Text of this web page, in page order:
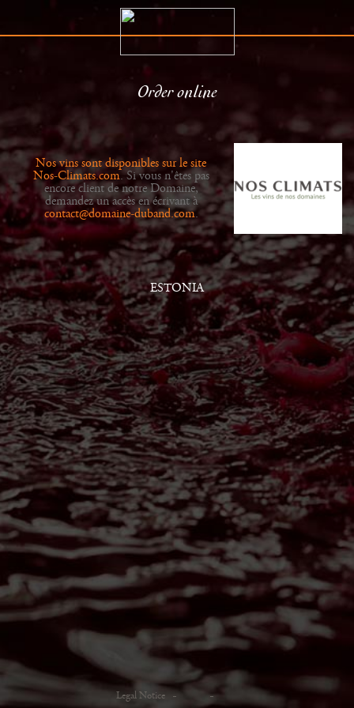
History
Wines
News
Order online
Nos vins sont disponibles sur le site
Nos-Climats.com. Si vous n'êtes pas
encore client de notre Domaine,
demandez un accès en écrivant à
contact@domaine-duband.com.
ESTONIA
Legal Notice